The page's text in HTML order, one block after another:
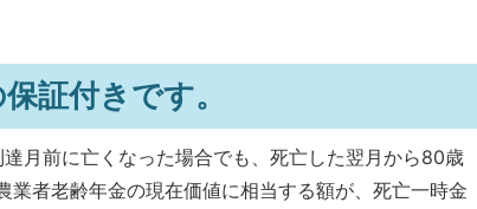
証付きです。
月前に亡くなった場合でも、死亡した翌月から80歳
業者老齢年金の現在価値に相当する額が、死亡一時金